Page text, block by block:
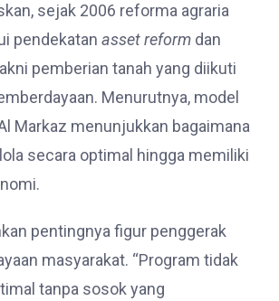
sejak 2006 reforma agraria
pendekatan asset reform dan
pemberian tanah yang diikuti
Menurutnya, model
Markaz menunjukkan bagaimana
secara optimal hingga memiliki
pentingnya figur penggerak
masyarakat. “Program tidak
tanpa sosok yang